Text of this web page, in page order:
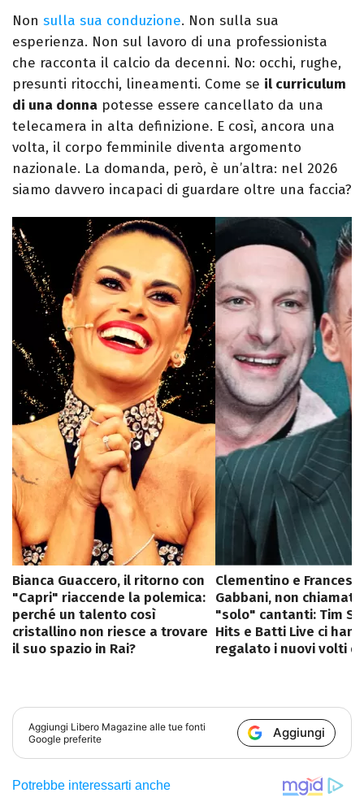
Non sulla sua conduzione. Non sulla sua
esperienza. Non sul lavoro di una professionista
che racconta il calcio da decenni. No: occhi, rughe,
presunti ritocchi, lineamenti. Come se il curriculum
di una donna potesse essere cancellato da una
telecamera in alta definizione. E così, ancora una
volta, il corpo femminile diventa argomento
nazionale. La domanda, però, è un’altra: nel 2026
siamo davvero incapaci di guardare oltre una faccia?
Bianca Guaccero, il ritorno con
"Capri" riaccende la polemica:
perché un talento così
cristallino non riesce a trovare
il suo spazio in Rai?
Clementino e
Gabbani, non
"solo" cantanti: Tim
Hits e Batti Live ci
regalato i nuovi volti
Aggiungi Libero Magazine alle tue fonti
Google preferite
Aggiungi